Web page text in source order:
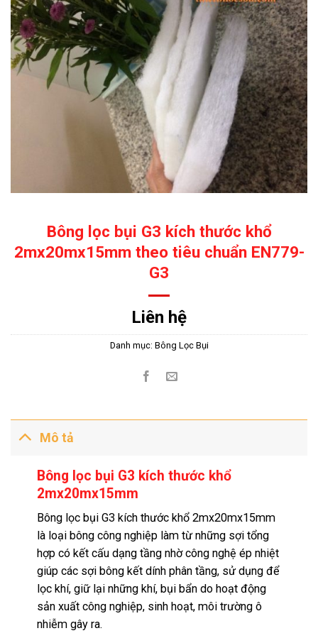
Bông lọc bụi G3 kích thước khổ
2mx20mx15mm theo tiêu chuẩn EN779-
G3
Liên hệ
Danh mục: Bông Lọc Bụi
Mô tả
Bông lọc bụi G3 kích thước khổ
2mx20mx15mm
Bông lọc bụi G3 kích thước khổ 2mx20mx15mm
là loại bông công nghiệp làm từ những sợi tổng
hợp có kết cấu dạng tầng nhờ công nghệ ép nhiệt
giúp các sợi bông kết dính phân tầng, sử dụng để
lọc khí, giữ lại những khí, bụi bẩn do hoạt động
sản xuất công nghiệp, sinh hoạt, môi trường ô
nhiễm gây ra.